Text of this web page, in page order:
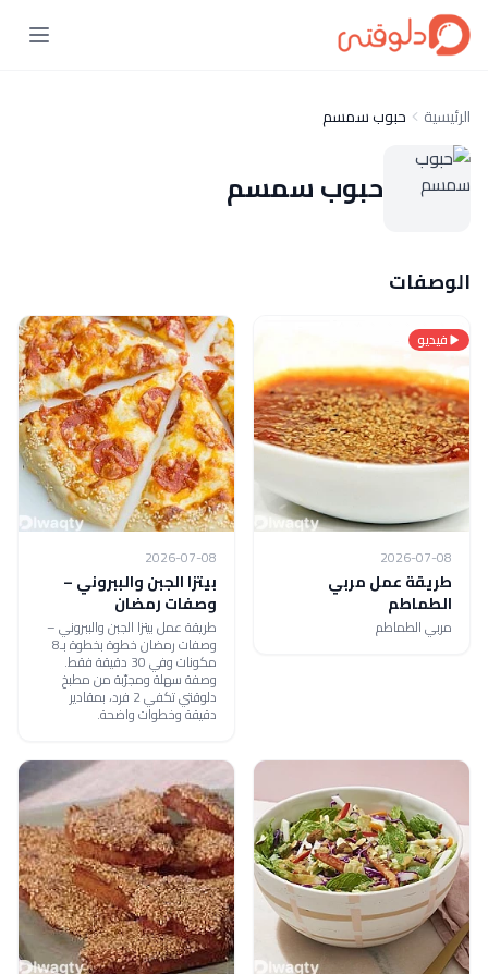
الرئيسية حبوب سمسم
حبوب سمسم
الوصفات
فيديو
2026-07-08
طريقة عمل مربي
الطماطم
مربي الطماطم
2026-07-08
بيتزا الجبن والببروني –
وصفات رمضان
طريقة عمل بيتزا الجبن والببروني –
وصفات رمضان خطوة بخطوة بـ8
مكونات وفي 30 دقيقة فقط.
وصفة سهلة ومجرّبة من مطبخ
دلوقتي تكفي 2 فرد، بمقادير
دقيقة وخطوات واضحة.